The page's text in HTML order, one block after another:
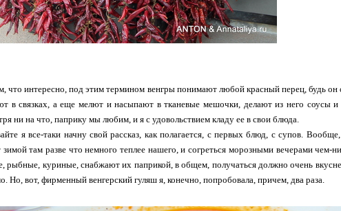
что интересно, под этим термином венгры понимают любой красный перец, будь
в связках, а еще мелют и насыпают в тканевые мешочки, делают из него соусы
ни на что, паприку мы любим, и я с удовольствием кладу ее в свои блюда.
я все-таки начну свой рассказ, как полагается, с первых блюд, с супов.
зимой там разве что немного теплее нашего, и согреться морозными вечерами чем-
рыбные, куриные, снабжают их паприкой, в общем, получаться должно очень
Но, вот, фирменный венгерский гуляш я, конечно, попробовала, причем, два раза.